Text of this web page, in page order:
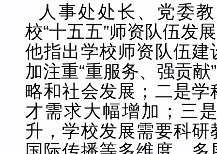
人事处处长、党委
校“十五五”师资队伍发
他指出学校师资队伍
加注重“重服务、强贡
略和社会发展；二是
才需求大幅增加；三
升，学校发展需要科